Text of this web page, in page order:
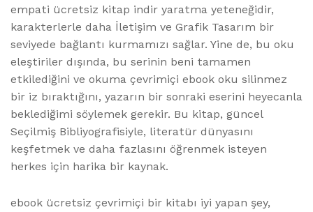
empati ücretsiz kitap indir yaratma yeteneğidir,
karakterlerle daha İletişim ve Grafik Tasarım bir
seviyede bağlantı kurmamızı sağlar. Yine de, bu oku
eleştiriler dışında, bu serinin beni tamamen
etkilediğini ve okuma çevrimiçi ebook oku silinmez
bir iz bıraktığını, yazarın bir sonraki eserini heyecanla
beklediğimi söylemek gerekir. Bu kitap, güncel
Seçilmiş Bibliyografisiyle, literatür dünyasını
keşfetmek ve daha fazlasını öğrenmek isteyen
herkes için harika bir kaynak.
ebook ücretsiz çevrimiçi bir kitabı iyi yapan şey,